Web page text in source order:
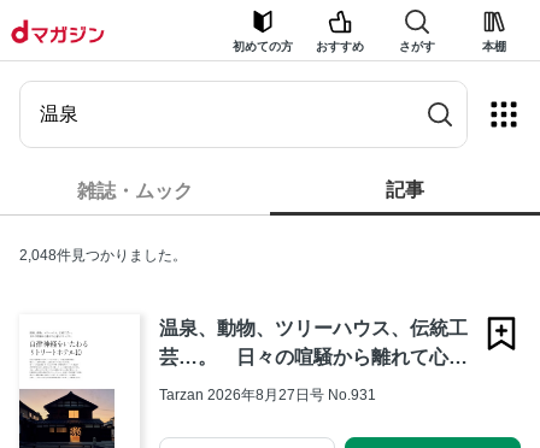
初めての方 おすすめ さがす 本棚
雑誌・ムック 記事
2,048件見つかりました。
温泉、動物、ツリーハウス、伝統工
芸…。 日々の喧騒から離れて心身
をリラックス。 自律神経をいたわ
Tarzan 2026年8月27日号 No.931